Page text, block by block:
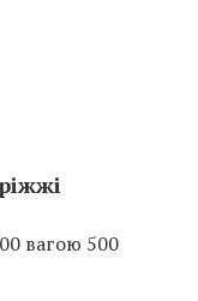
вагою 500